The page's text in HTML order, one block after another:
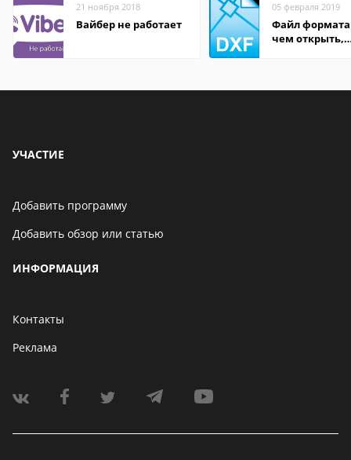
21 ноября 2018
Вайбер не работает
05 февраля 2019
Файл формата
чем открыть,
УЧАСТИЕ
Добавить программу
Добавить обзор или статью
ИНФОРМАЦИЯ
Контакты
Реклама